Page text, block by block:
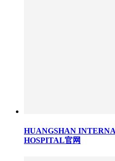
HUANGSHAN
HOSPITAL官网